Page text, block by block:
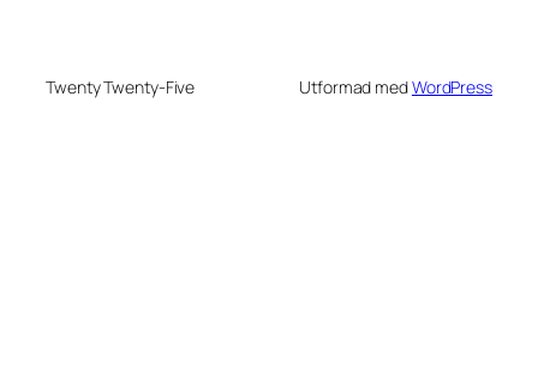
Twenty Twenty-Five Utformad medWordPress